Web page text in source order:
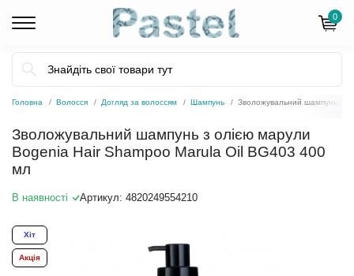
0
Головна Волосся Догляд за волоссям Шампунь Зволожувальний шампунь з
Зволожувальний шампунь з олією марули
Bogenia Hair Shampoo Marula Oil BG403 400
мл
В наявності Артикул: 4820249554210
Хіт
Акція